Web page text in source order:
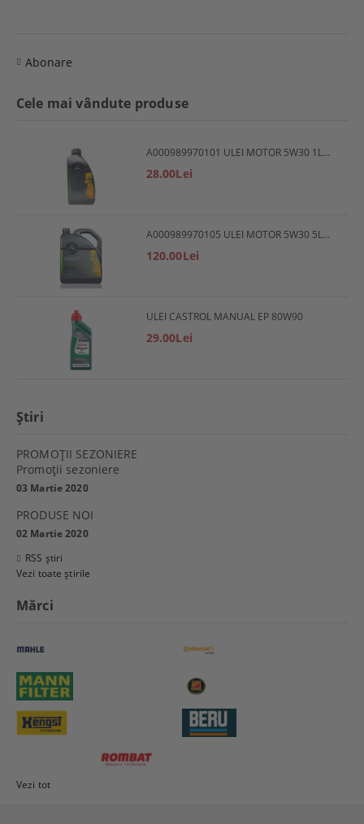
Abonare
Cele mai vândute produse
A000989970101 ULEI MOTOR 5W30 1L MERCEDES
28.00Lei
A000989970105 ULEI MOTOR 5W30 5L MERCEDES
120.00Lei
ULEI CASTROL MANUAL EP 80W90
29.00Lei
Ştiri
PROMOŢII SEZONIERE
Promoţii sezoniere
03 Martie 2020
PRODUSE NOI
02 Martie 2020
RSS știri
Vezi toate știrile
Mărci
Vezi tot